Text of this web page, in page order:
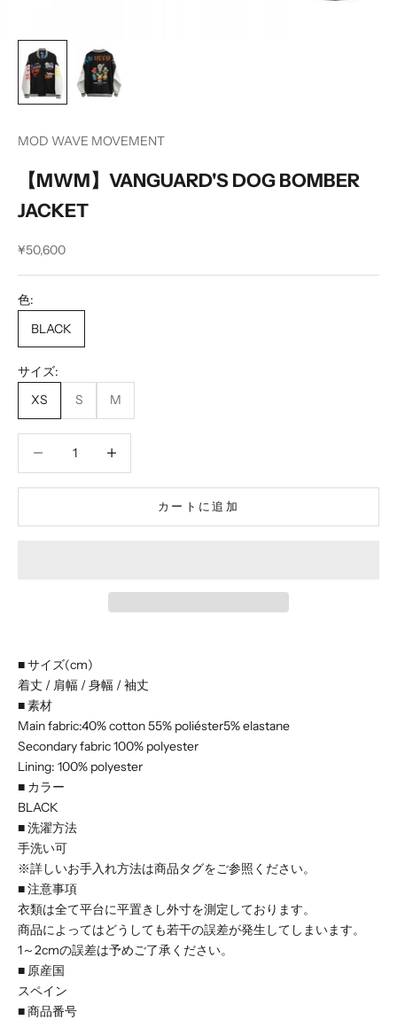
MOD WAVE MOVEMENT
【MWM】VANGUARD'S DOG BOMBER
JACKET
セール価格
¥50,600
色:
BLACK
サイズ:
XS
S M
カートに追加
■ サイズ(cm)
着丈 / 肩幅 / 身幅 / 袖丈
■ 素材
Main fabric:40% cotton 55% poliéster5% elastane
Secondary fabric 100% polyester
Lining: 100% polyester
■ カラー
BLACK
■ 洗濯方法
手洗い可
※詳しいお手入れ方法は商品タグをご参照ください。
■ 注意事項
衣類は全て平台に平置きし外寸を測定しております。
商品によってはどうしても若干の誤差が発生してしまいます。
1～2cmの誤差は予めご了承ください。
■ 原産国
スペイン
■ 商品番号